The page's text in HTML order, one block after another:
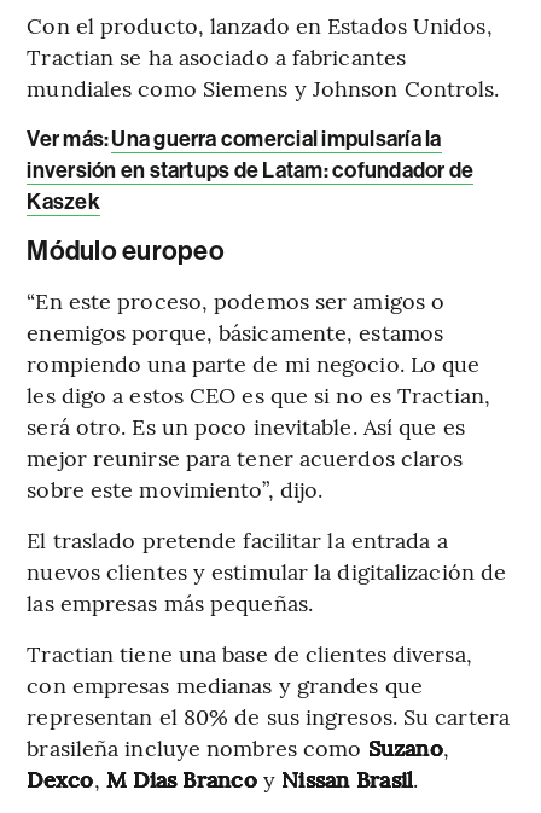
Con el producto, lanzado en Estados Unidos,
Tractian se ha asociado a fabricantes
mundiales como Siemens y Johnson Controls.
Ver más:Una guerra comercial impulsaría la
inversión en startups de Latam: cofundador de
Kaszek
Módulo europeo
“En este proceso, podemos ser amigos o
enemigos porque, básicamente, estamos
rompiendo una parte de mi negocio. Lo que
les digo a estos CEO es que si no es Tractian,
será otro. Es un poco inevitable. Así que es
mejor reunirse para tener acuerdos claros
sobre este movimiento”, dijo.
El traslado pretende facilitar la entrada a
nuevos clientes y estimular la digitalización de
las empresas más pequeñas.
Tractian tiene una base de clientes diversa,
con empresas medianas y grandes que
representan el 80% de sus ingresos. Su cartera
brasileña incluye nombres como Suzano,
Dexco, M Dias Brancoy Nissan Brasil.